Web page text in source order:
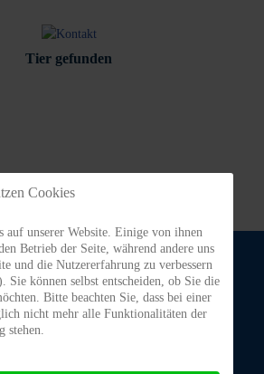
Tier gefunden
e.V.
Cookies
auf unserer Website. Einige von ihnen
Betrieb der Seite, während andere uns
und die Nutzererfahrung zu verbessern
Sie können selbst entscheiden, ob Sie die
Bitte beachten Sie, dass bei einer
nicht mehr alle Funktionalitäten der
stehen.